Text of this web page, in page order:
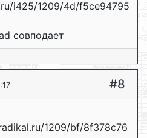
i425/1209/4d/f5ce94795
совподает
#8
1209/bf/8f378c76